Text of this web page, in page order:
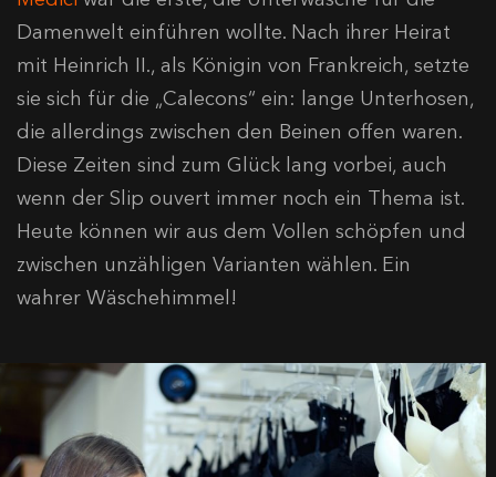
Damenwelt einführen wollte. Nach ihrer Heirat
mit Heinrich II., als Königin von Frankreich, setzte
sie sich für die „Calecons“ ein: lange Unterhosen,
die allerdings zwischen den Beinen offen waren.
Diese Zeiten sind zum Glück lang vorbei, auch
wenn der Slip ouvert immer noch ein Thema ist.
Heute können wir aus dem Vollen schöpfen und
zwischen unzähligen Varianten wählen. Ein
wahrer Wäschehimmel!